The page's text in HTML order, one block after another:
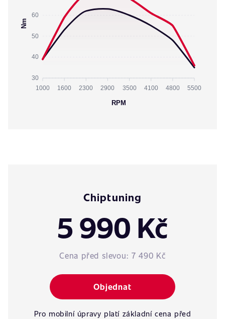
60
50
40
30
Nm
1000 1600 2300 2900 3500 4100 4800 5500
RPM
Chiptuning
5 990 Kč
Cena před slevou: 7 490 Kč
Objednat
Pro mobilní úpravy platí základní cena před